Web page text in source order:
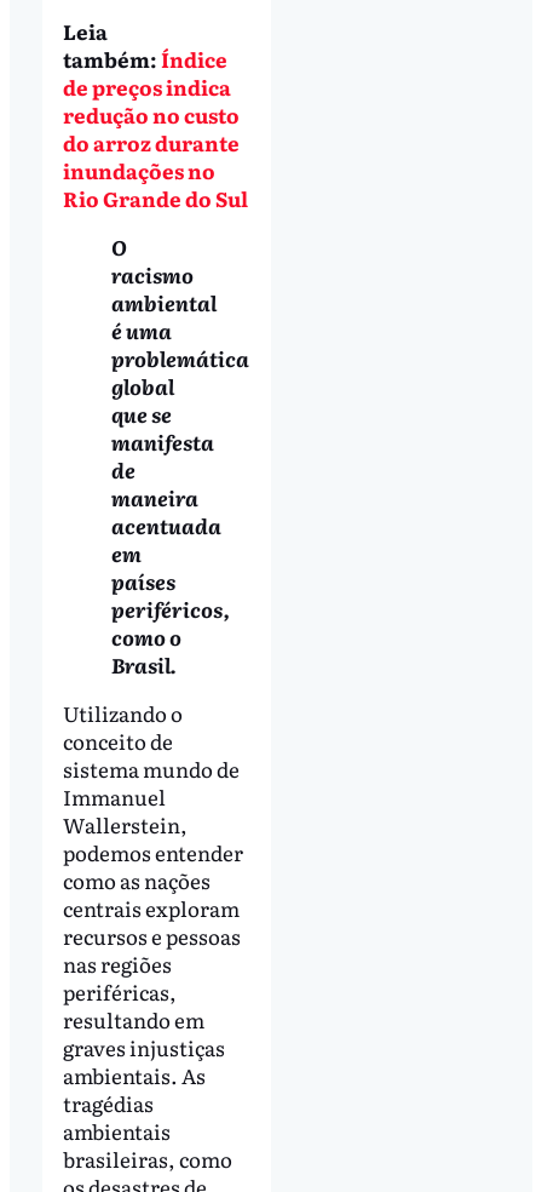
Leia
também:Índice
de preços indica
redução no custo
do arroz durante
inundações no
Rio Grande do Sul
O
racismo
ambiental
é uma
problemática
global
que se
manifesta
de
maneira
acentuada
em
países
periféricos,
como o
Brasil.
Utilizando o
conceito de
sistema mundo de
Immanuel
Wallerstein,
podemos entender
como as nações
centrais exploram
recursos e pessoas
nas regiões
periféricas,
resultando em
graves injustiças
ambientais. As
tragédias
ambientais
brasileiras, como